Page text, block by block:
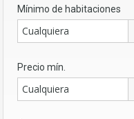
Mínimo de habitaciones
Cualquiera
Precio mín.
Cualquiera